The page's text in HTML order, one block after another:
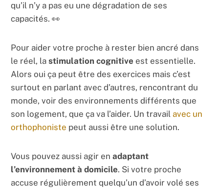
qu’il n’y a pas eu une dégradation de ses
capacités. 👀
Pour aider votre proche à rester bien ancré dans
le réel, lastimulation cognitive est essentielle.
Alors oui ça peut être des exercices mais c’est
surtout en parlant avec d’autres, rencontrant du
monde, voir des environnements différents que
son logement, que ça va l’aider. Un travailavec un
orthophoniste peut aussi être une solution.
Vous pouvez aussi agir enadaptant
l’environnement à domicile. Si votre proche
accuse régulièrement quelqu’un d’avoir volé ses